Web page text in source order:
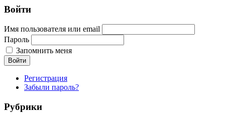
Войти
Имя пользователя или email
Пароль
Запомнить меня
Войти
Регистрация
Забыли пароль?
Рубрики